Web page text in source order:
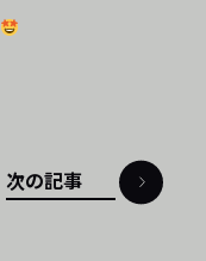
次の記事